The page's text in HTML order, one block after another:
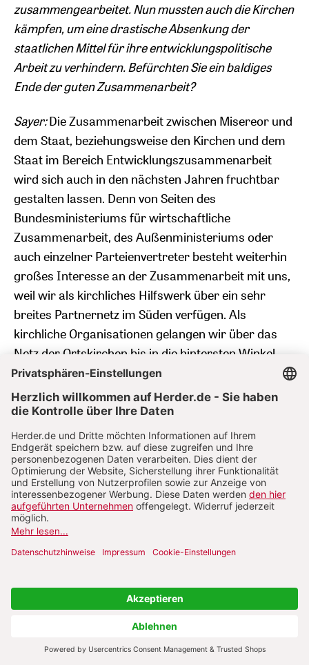
zusammengearbeitet. Nun mussten auch die Kirchen
kämpfen, um eine drastische Absenkung der
staatlichen Mittel für ihre entwicklungspolitische
Arbeit zu verhindern. Befürchten Sie ein baldiges
Ende der guten Zusammenarbeit?
Sayer:Die Zusammenarbeit zwischen Misereor und
dem Staat, beziehungsweise den Kirchen und dem
Staat im Bereich Entwicklungszusammenarbeit
wird sich auch in den nächsten Jahren fruchtbar
gestalten lassen. Denn von Seiten des
Bundesministeriums für wirtschaftliche
Zusammenarbeit, des Außenministeriums oder
auch einzelner Parteienvertreter besteht weiterhin
großes Interesse an der Zusammenarbeit mit uns,
weil wir als kirchliches Hilfswerk über ein sehr
breites Partnernetz im Süden verfügen. Als
kirchliche Organisationen gelangen wir über das
Netz der Ortskirchen bis in die hintersten Winkel.
Oft leisten wir auch Arbeit, die staatliche Stellen
erst gar nicht übernehmen könnten, etwa in
Projekten, die den Dialog zwischen Christen und
Muslimen in Afrika fördern. Unsererseits wird der
nächste Schritt dabei eine noch stärkere
Vernetzung der Partner im Süden untereinander
sein, sei dies innerhalb eines Kontinentes oder auch
über Kontinente hinweg.
„Von der Zivilgesellschaft her den
demokratischen Prozess vorantreiben“
die kirchliche Entwicklungszusammenarbeit, hat